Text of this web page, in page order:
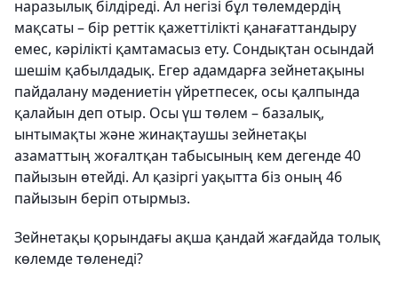
наразылық білдіреді. Ал негізі бұл төлемдердің
мақсаты – бір реттік қажеттілікті қанағаттандыру
емес, кәрілікті қамтамасыз ету. Сондықтан осындай
шешім қабылдадық. Егер адамдарға зейнетақыны
пайдалану мәдениетін үйретпесек, осы қалпында
қалайын деп отыр. Осы үш төлем – базалық,
ынтымақты және жинақтаушы зейнетақы
азаматтың жоғалтқан табысының кем дегенде 40
пайызын өтейді. Ал қазіргі уақытта біз оның 46
пайызын беріп отырмыз.
Зейнетақы қорындағы ақша қандай жағдайда толық
көлемде төленеді?